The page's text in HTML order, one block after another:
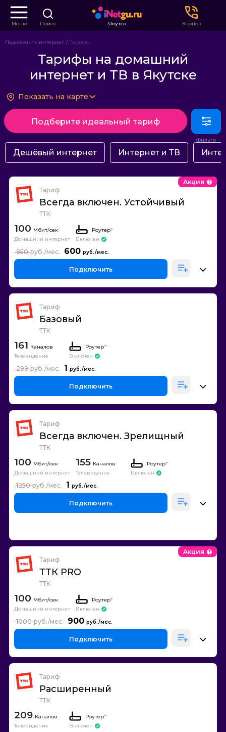
Меню Поиск Якутск Звонок
Подключить интернет Тарифы
Тарифы на домашний
интернет и ТВ в Якутске
Показать на карте
Подберите идеальный тариф
Дешёвый интернет Интернет и ТВ
Тариф
Всегда включен. Устойчивый
ТТК
Акция
100
Домашний интернет
Роутер*
Включен
600
950
Подключить
Тариф
Базовый
ТТК
161 Каналов
Телевидение
Роутер*
Включен
1
299
Подключить
Тариф
Всегда включен. Зрелищный
ТТК
100
Домашний интернет
155 Каналов
Телевидение
Роутер*
Включен
1
1250
Подключить
Тариф
ТТК PRO
ТТК
Акция
100
Домашний интернет
Роутер*
Включен
900
1000
Подключить
Тариф
Расширенный
ТТК
209 Каналов
Телевидение
Роутер*
Включен